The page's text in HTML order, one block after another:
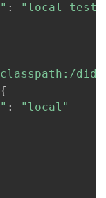
:
"local-test"
{
:
"local"